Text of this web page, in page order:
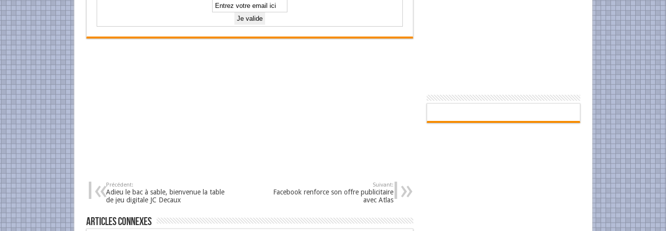
Précédent:
Adieu le bac à sable, bienvenue la table
de jeu digitale JC Decaux
Suivant:
Facebook renforce son offre publicitaire
avec Atlas
Articles Connexes